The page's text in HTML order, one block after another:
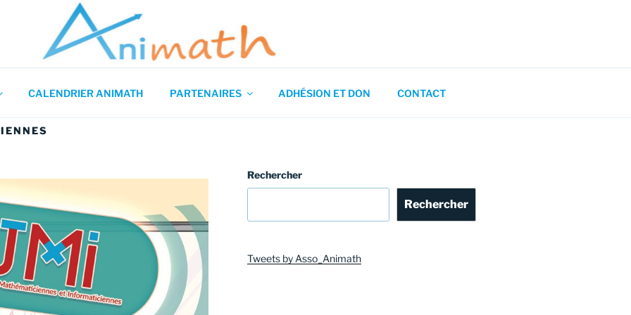
Mathématiques
CALENDRIER ANIMATH PARTENAIRES ADHÉSION ET DON CONTACT
Rechercher
Rechercher
Tweets by Asso_Animath